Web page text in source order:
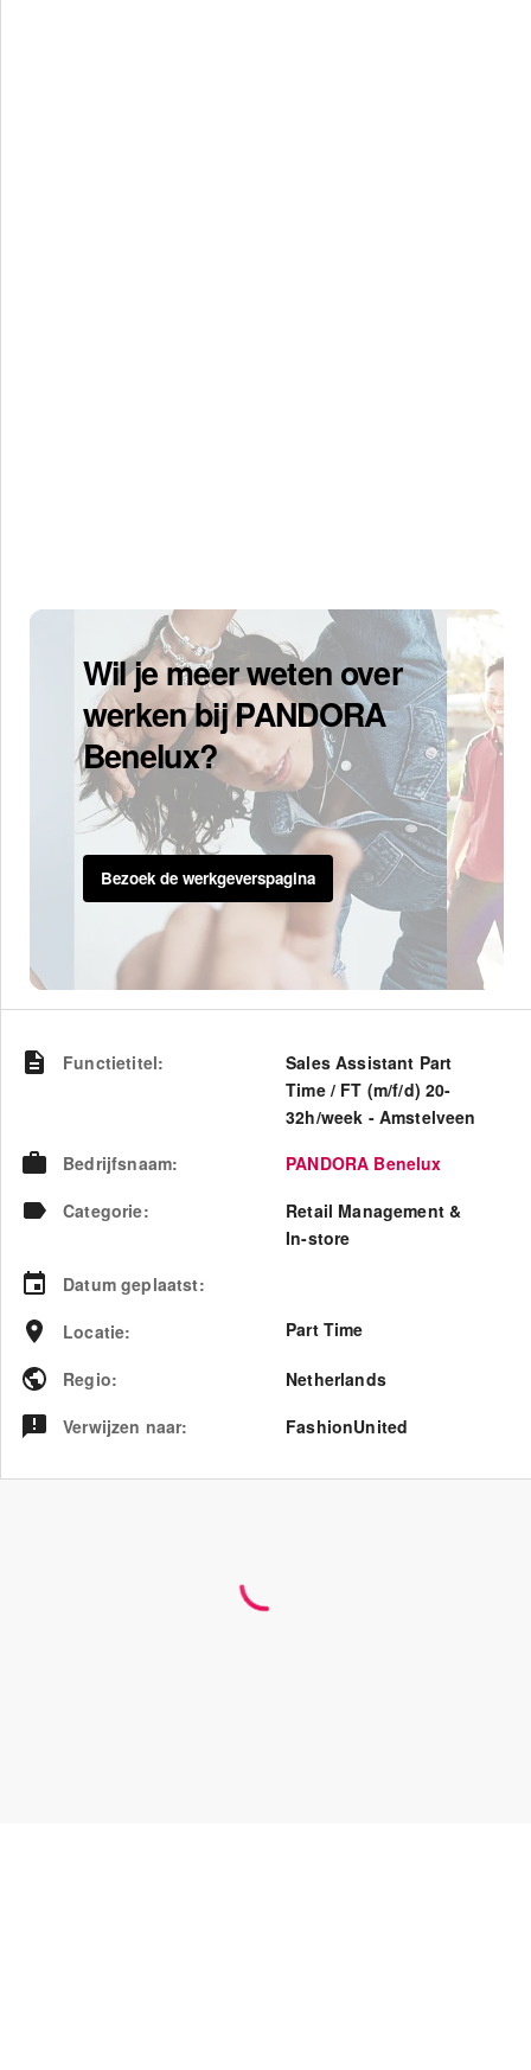
Wil je meer weten over
werken bij PANDORA
Benelux?
Bezoek de werkgeverspagina
Functietitel:
Sales Assistant Part
Time / FT (m/f/d) 20-
32h/week - Amstelveen
Bedrijfsnaam:
PANDORA Benelux
Categorie:
Retail Management &
In-store
Datum geplaatst:
Locatie: Part Time
Regio:
Netherlands
Verwijzen naar: FashionUnited